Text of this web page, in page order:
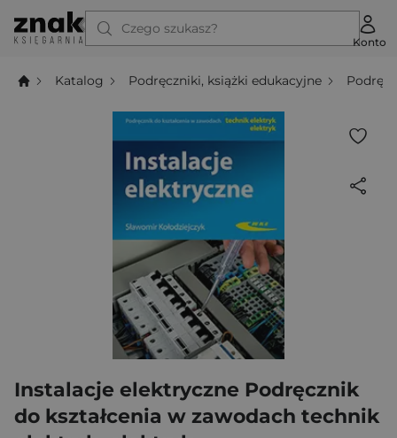
Czego szukasz?
Konto
Katalog Podręczniki, książki edukacyjne
Instalacje elektryczne Podręcznik
do kształcenia w zawodach technik